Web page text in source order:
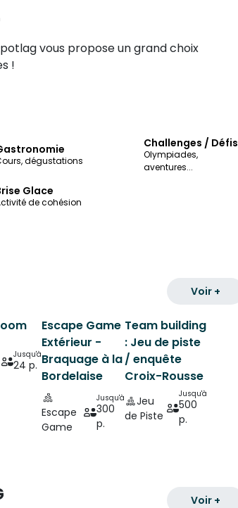
vous propose un grand choix
!
dégustations
Challenges / Défis
Olympiades,
aventures...
Glace
de cohésion
Voir +
Jusqu'à
24 p.
Escape Game
Extérieur -
Braquage à la
Bordelaise
Escape
Game
Jusqu'à
300
p.
Team building
: Jeu de piste
/ enquête
Croix-Rousse
Jeu
de Piste
Jusqu'à
500
p.
Voir +